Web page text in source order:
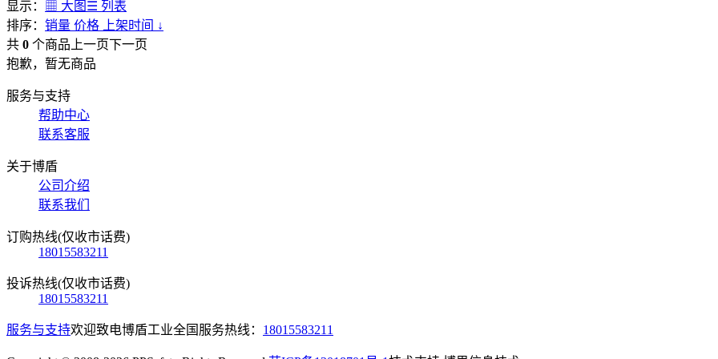
显示： ▦ 大图 ☰ 列表
排序： 销量 价格 上架时间 ↓
共 0 个商品 上一页下一页
抱歉，暂无商品
服务与支持
帮助中心
联系客服
关于博盾
公司介绍
联系我们
订购热线(仅收市话费)
18015583211
投诉热线(仅收市话费)
18015583211
服务与支持欢迎致电博盾工业全国服务热线： 18015583211